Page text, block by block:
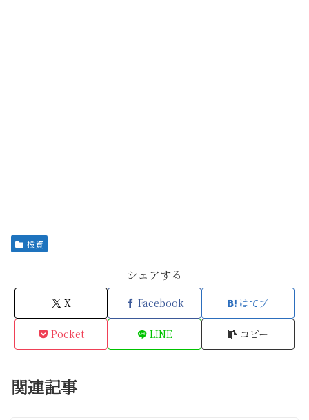
投資
シェアする
X Facebook はてブ
Pocket LINE コピー
関連記事